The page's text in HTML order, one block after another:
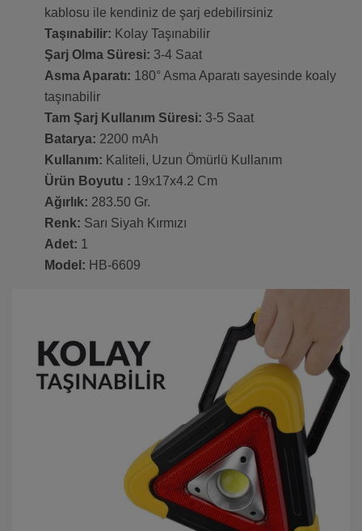
kablosu ile kendiniz de şarj edebilirsiniz
Taşınabilir: Kolay Taşınabilir
Şarj Olma Süresi: 3-4 Saat
Asma Aparatı: 180° Asma Aparatı sayesinde koaly
taşınabilir
Tam Şarj Kullanım Süresi: 3-5 Saat
Batarya: 2200 mAh
Kullanım: Kaliteli, Uzun Ömürlü Kullanım
Ürün Boyutu : 19x17x4.2 Cm
Ağırlık: 283.50 Gr.
Renk: Sarı Siyah Kırmızı
Adet: 1
Model: HB-6609